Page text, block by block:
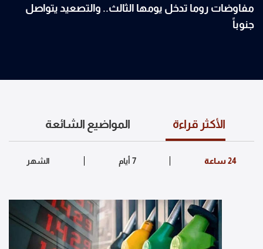
مفاوضات روما تدخل يومها الثالث.. والتصعيد يتواصل
جنوباً
الأكثر قراءة المواضيع الشائعة